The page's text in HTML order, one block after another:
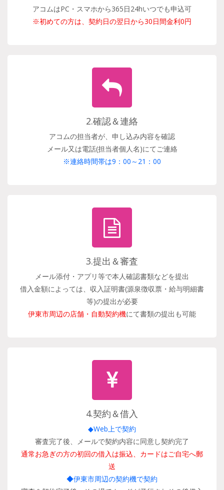
アコムはPC・スマホから365日24hいつでも申込可
※初めての方は、契約日の翌日から30日間金利0円
2.確認＆連絡
アコムの担当者が、申し込み内容を確認
メール又は電話(担当者個人名)にてご連絡
※連絡時間帯は9：00～21：00
3.提出＆審査
メール添付・アプリ等で本人確認書類などを提出
借入金額によっては、収入証明書(源泉徴収票・給与明細書
等)の提出が必要
伊東市周辺の店舗・自動契約機にて書類の提出も可能
4.契約＆借入
◆Web上で契約
審査完了後、メールで契約内容に同意し契約完了
通常お急ぎの方の初回の借入は振込、カードはご自宅へ郵
送
◆伊東市周辺の契約機で契約